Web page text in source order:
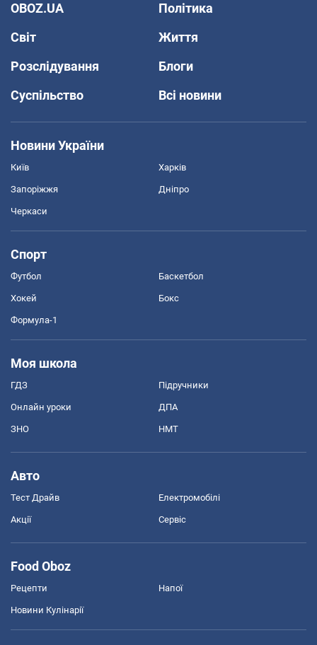
OBOZ.UA
Політика
Світ
Життя
Розслідування
Блоги
Суспільство
Всі новини
Новини України
Київ Харків
Запоріжжя Дніпро
Черкаси
Спорт
Футбол Баскетбол
Хокей Бокс
Формула-1
Моя школа
ГДЗ Підручники
Онлайн уроки ДПА
ЗНО НМТ
Авто
Тест Драйв Електромобілі
Акції Сервіс
Food Oboz
Рецепти Напої
Новини Кулінарії